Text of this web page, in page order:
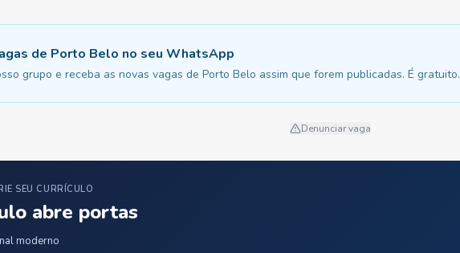
de Porto Belo no seu WhatsApp
grupo e receba as novas vagas de Porto Belo assim que forem publicadas. É gratuito.
Denunciar vaga
SEU CURRÍCULO
abre portas
moderno